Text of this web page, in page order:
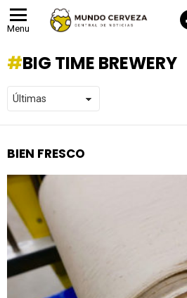
Menu
BIG TIME BREWERY
BIEN FRESCO